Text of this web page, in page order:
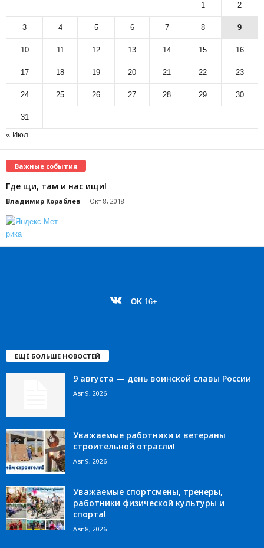
1 2
3 4 5 6 7 8 9
10 11 12 13 14 15 16
17 18 19 20 21 22 23
24 25 26 27 28 29 30
31
« Июл
Важные события
Где щи, там и нас ищи!
Владимир Кораблев - Окт 8, 2018
OK 16+
ЕЩЁ БОЛЬШЕ НОВОСТЕЙ
9 августа — день воинской славы России
Авг 9, 2026
Уважаемые работники и ветераны
строительной отрасли!
Авг 9, 2026
Уважаемые спортсмены, тренеры,
работники физической культуры и
спорта!
Авг 8, 2026